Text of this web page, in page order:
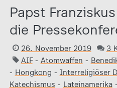
Papst
die
26. November 2019 3
AIF- Atomwaffen -
- Hongkong - Interreligiöser
Katechismus - Lateinamerika-